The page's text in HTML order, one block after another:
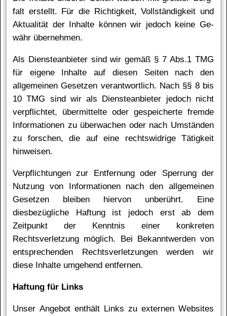
falt er­stellt. Für die Rich­tig­keit, Voll­stän­dig­keit und
Ak­tua­li­tät der In­hal­te kön­nen wir je­doch kei­ne Ge­
währ über­neh­men.
Als Diensteanbieter sind wir gemäß § 7 Abs.1 TMG
für eigene Inhalte auf diesen Seiten nach den
allgemeinen Gesetzen verantwortlich. Nach §§ 8 bis
10 TMG sind wir als Diensteanbieter jedoch nicht
verpflichtet, übermittelte oder gespeicherte fremde
Informationen zu überwachen oder nach Umständen
zu forschen, die auf eine rechtswidrige Tätigkeit
hinweisen.
Verpflichtungen zur Entfernung oder Sperrung der
Nutzung von Informationen nach den allgemeinen
Gesetzen bleiben hiervon unberührt. Eine
diesbezügliche Haftung ist jedoch erst ab dem
Zeitpunkt der Kenntnis einer konkreten
Rechtsverletzung möglich. Bei Bekanntwerden von
entsprechenden Rechtsverletzungen werden wir
diese Inhalte umgehend entfernen.
Haf­tung für Links
Unser Angebot enthält Links zu externen Websites